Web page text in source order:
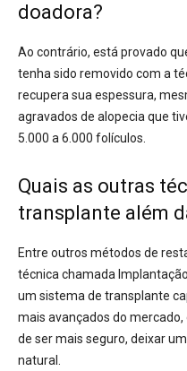
doadora?
Ao contrário, está provado
tenha sido removido com a
recupera sua espessura,
agravados de alopecia que
5.000 a 6.000 folículos.
Quais as outras
transplante além
Entre outros métodos de
técnica chamada
um sistema de transplante
mais avançados do
de ser mais seguro, deixar
natural.